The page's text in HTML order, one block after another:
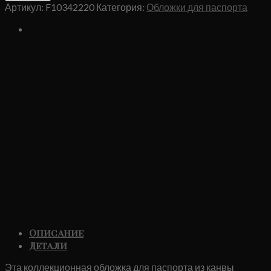
Обложка
Louis
Vuitton
Артикул: F10342220 Категория: Обложки для паспорта
Описание
Детали
Эта коллекционная обложка для паспорта из канвы